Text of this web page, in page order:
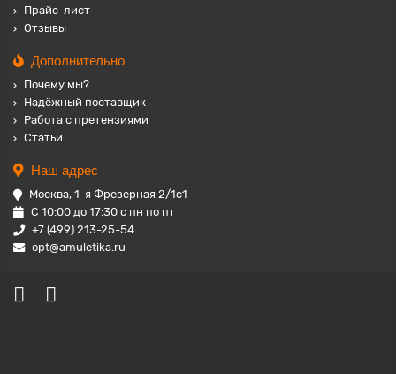
Прайс-лист
Отзывы
Дополнительно
Почему мы?
Надёжный поставщик
Работа с претензиями
Статьи
Наш адрес
Москва, 1-я Фрезерная 2/1с1
С 10:00 до 17:30 с пн по пт
+7 (499) 213-25-54
opt@amuletika.ru